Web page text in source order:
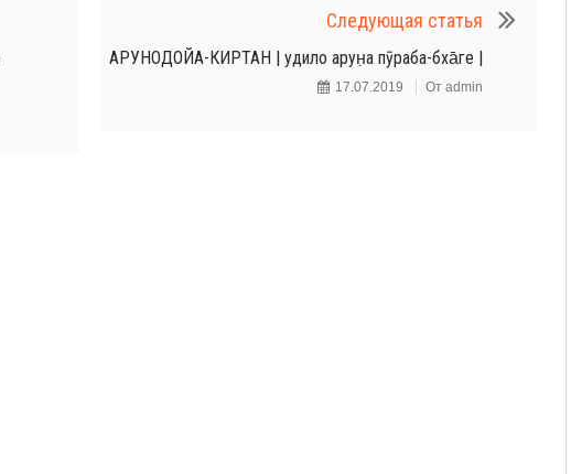
Следующая статья
АРУНОДОЙА-КИРТАН | удило арун̣а пӯраба-бха̄ге |
17.07.2019 От admin